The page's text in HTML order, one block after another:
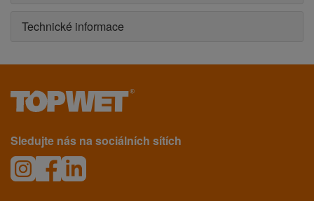
Technické informace
Sledujte nás na sociálních sítích